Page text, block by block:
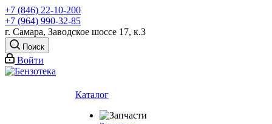
+7 (846) 22-10-200
+7 (964) 990-32-85
г. Самара, Заводское шоссе 17, к.3
Поиск
Войти
Каталог